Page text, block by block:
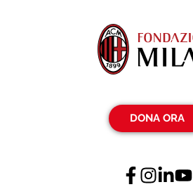
DONA ORA